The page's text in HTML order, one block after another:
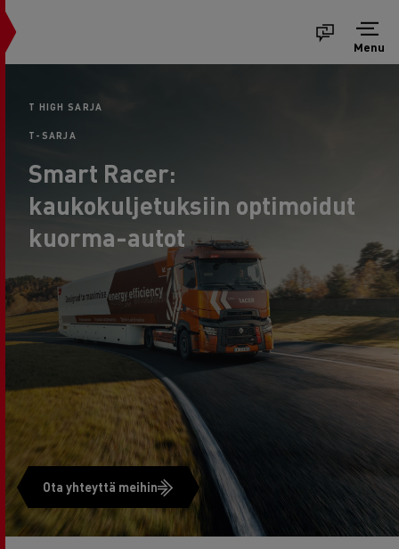
Menu
T HIGH SARJA
T-SARJA
Smart Racer:
kaukokuljetuksiin optimoidut
kuorma-autot
Ota yhteyttä meihin